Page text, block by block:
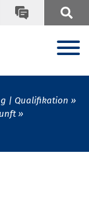
| Qualifikation